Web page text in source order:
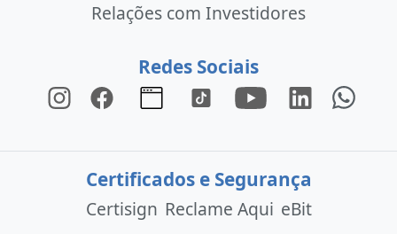
Relações com Investidores
Redes Sociais
Certificados e Segurança
Certisign Reclame Aqui eBit